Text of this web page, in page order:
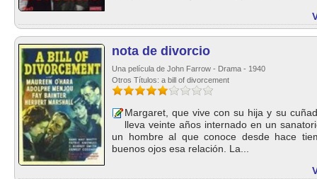
nota de divorcio
Una película de John Farrow - Drama - 1940
Otros Títulos: a bill of divorcement
Margaret, que vive con su hija y su
lleva veinte años internado en un
un hombre al que conoce desde hace
buenos ojos esa relación. La...